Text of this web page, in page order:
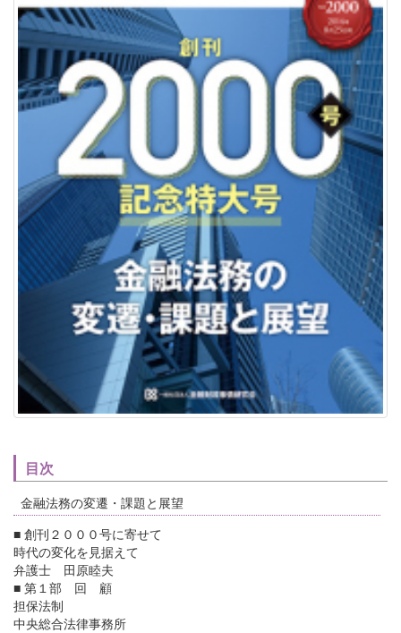
目次
金融法務の変遷・課題と展望
■ 創刊２０００号に寄せて
時代の変化を見据えて
弁護士 田原睦夫
■ 第１部 回 顧
担保法制
中央総合法律事務所